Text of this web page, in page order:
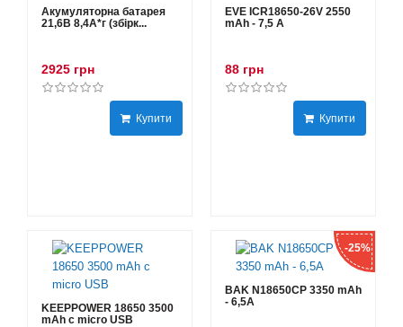
Акумуляторна батарея
21,6В 8,4A*г (збірк...
2925 грн
Купити
EVE ICR18650-26V 2550
mAh - 7,5 А
88 грн
Купити
KEEPPOWER 18650 3500
mAh с micro USB
-25%
BAK N18650CP 3350 mAh
- 6,5А